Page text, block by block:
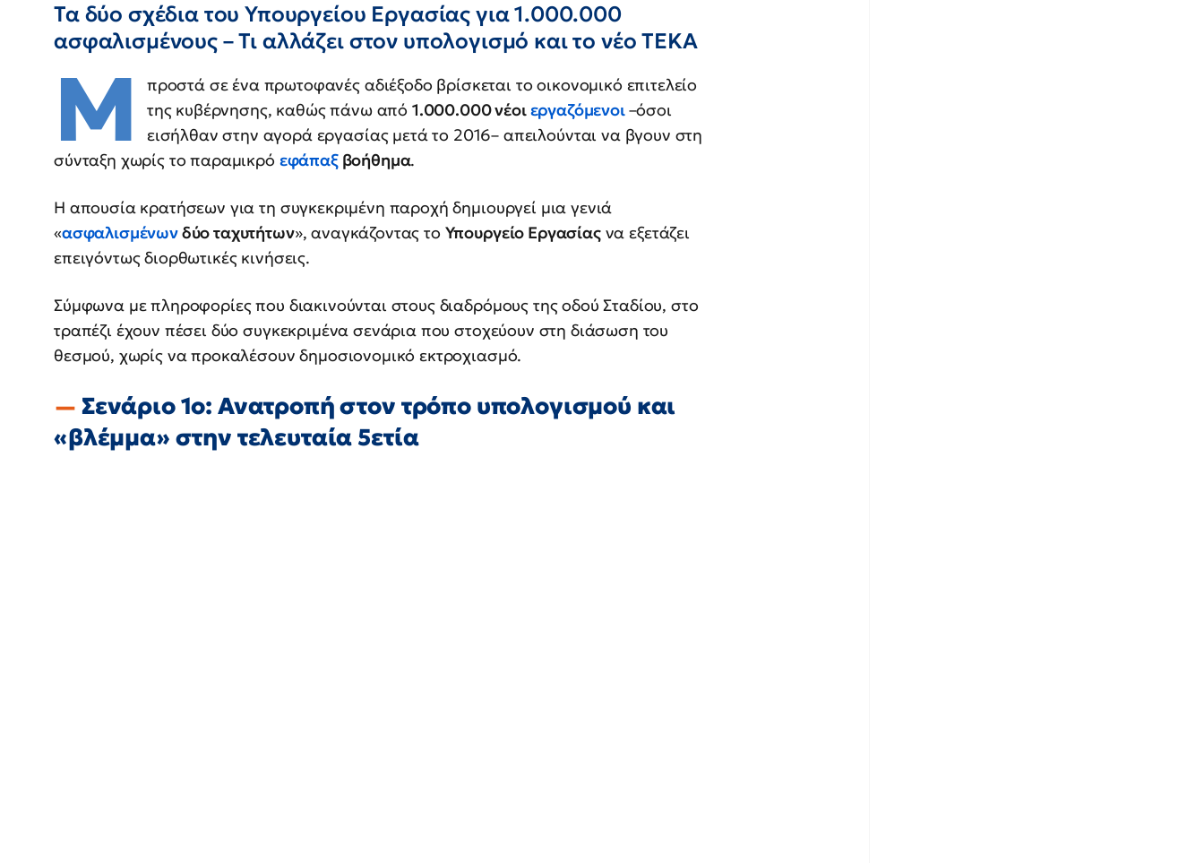
Τα δύο σχέδια του Υπουργείου Εργασίας για 1.000.000
ασφαλισμένους – Τι αλλάζει στον υπολογισμό και το νέο ΤΕΚΑ
Μ
προστά σε ένα πρωτοφανές αδιέξοδο βρίσκεται το οικονομικό επιτελείο
της κυβέρνησης, καθώς πάνω από 1.000.000 νέοιεργαζόμενοι–όσοι
εισήλθαν στην αγορά εργασίας μετά το 2016– απειλούνται να βγουν στη
σύνταξη χωρίς το παραμικρό εφάπαξβοήθημα.
Η απουσία κρατήσεων για τη συγκεκριμένη παροχή δημιουργεί μια γενιά
«ασφαλισμένωνδύο ταχυτήτων», αναγκάζοντας το Υπουργείο Εργασίαςνα εξετάζει
επειγόντως διορθωτικές κινήσεις.
Σύμφωνα με πληροφορίες που διακινούνται στους διαδρόμους της οδού Σταδίου, στο
τραπέζι έχουν πέσει δύο συγκεκριμένα σενάρια που στοχεύουν στη διάσωση του
θεσμού, χωρίς να προκαλέσουν δημοσιονομικό εκτροχιασμό.
Σενάριο 1ο: Ανατροπή στον τρόπο υπολογισμού και
«βλέμμα» στην τελευταία 5ετία